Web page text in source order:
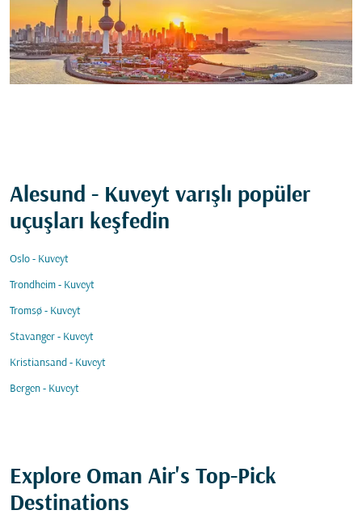
Alesund - Kuveyt varışlı popüler
uçuşları keşfedin
Oslo - Kuveyt
Trondheim - Kuveyt
Tromsø - Kuveyt
Stavanger - Kuveyt
Kristiansand - Kuveyt
Bergen - Kuveyt
Explore Oman Air's Top-Pick
Destinations